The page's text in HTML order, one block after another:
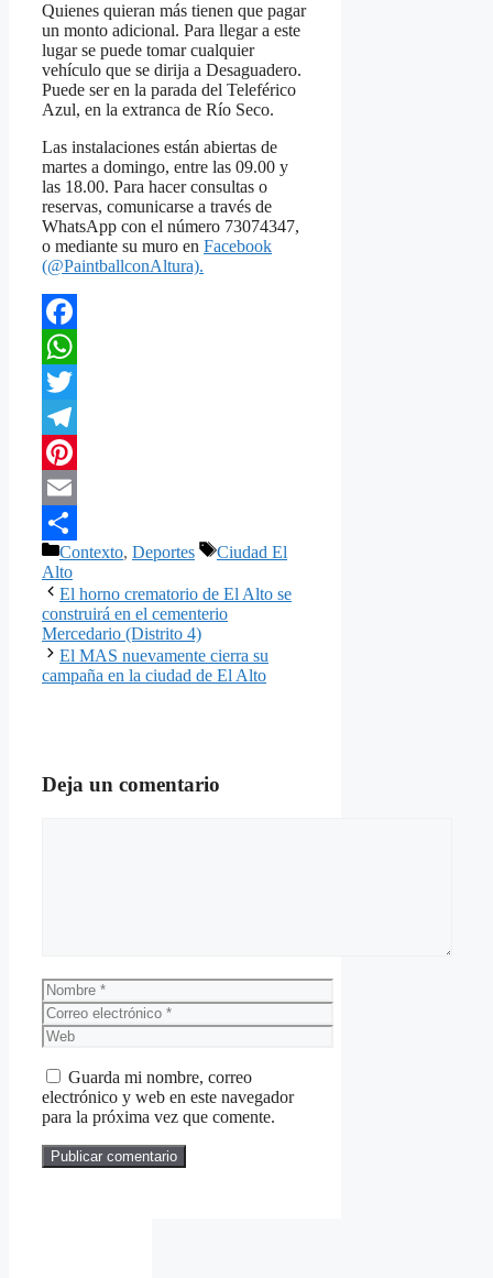
Quienes quieran más tienen que pagar
un monto adicional. Para llegar a este
lugar se puede tomar cualquier
vehículo que se dirija a Desaguadero.
Puede ser en la parada del Teleférico
Azul, en la extranca de Río Seco.
Las instalaciones están abiertas de
martes a domingo, entre las 09.00 y
las 18.00. Para hacer consultas o
reservas, comunicarse a través de
WhatsApp con el número 73074347,
o mediante su muro en Facebook
(@PaintballconAltura).
Facebook
WhatsApp
Twitter
Telegram
Pinterest
Email
Compartir
Categorías
Contexto, Deportes Etiquetas
Ciudad El
Alto
El horno crematorio de El Alto se
construirá en el cementerio
Mercedario (Distrito 4)
El MAS nuevamente cierra su
campaña en la ciudad de El Alto
Deja un comentario
Nombre
Correo
electrónico
Web
Guarda mi nombre, correo
electrónico y web en este navegador
para la próxima vez que comente.